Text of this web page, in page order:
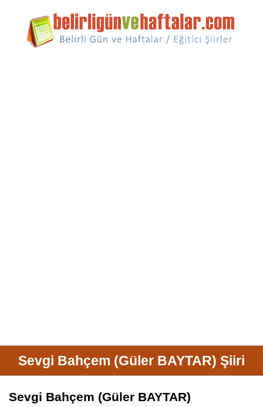
Sevgi Bahçem (Güler BAYTAR) Şiiri
Sevgi Bahçem (Güler BAYTAR)